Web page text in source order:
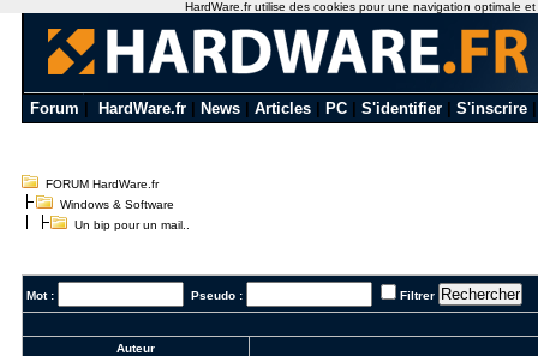
Forum HardWare.fr News Articles PC S'identifier S'inscrire
FORUM HardWare.fr
Windows & Software
Un bip pour un mail..
Mot : Pseudo : Filtrer
Auteur
HardWare.fr utilise des cookies pour une navigation optimale